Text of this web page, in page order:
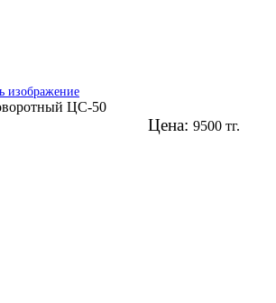
изображение
ЦС-50
Цена: 9500 тг.